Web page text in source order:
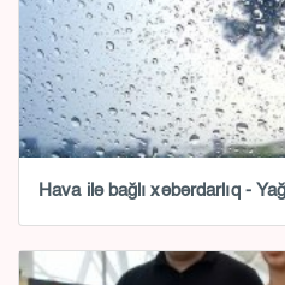
Hava ilə bağlı xəbərdarlıq -